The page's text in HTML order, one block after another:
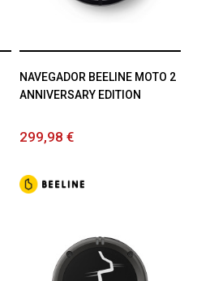
NAVEGADOR BEELINE MOTO 2
ANNIVERSARY EDITION
299,98 €